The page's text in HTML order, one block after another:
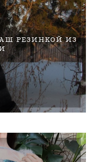
РЕЗИНКОЙ ИЗ